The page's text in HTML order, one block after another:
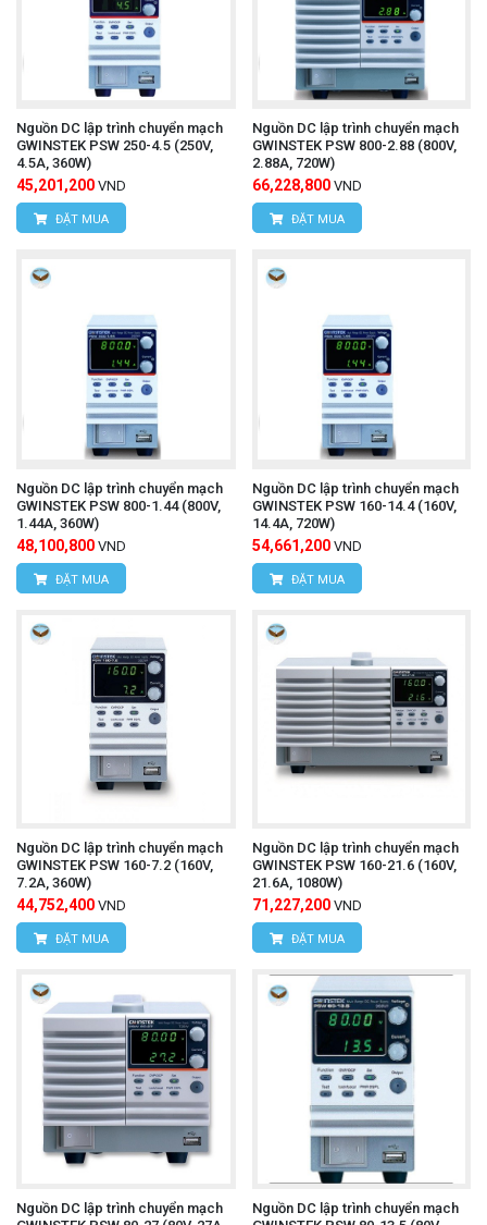
Nguồn DC lập trình chuyển mạch
GWINSTEK PSW 250-4.5 (250V,
4.5A, 360W)
45,201,200 VND
ĐẶT MUA
Nguồn DC lập trình chuyển mạch
GWINSTEK PSW 800-2.88 (800V,
2.88A, 720W)
66,228,800 VND
ĐẶT MUA
Nguồn DC lập trình chuyển mạch
GWINSTEK PSW 800-1.44 (800V,
1.44A, 360W)
48,100,800 VND
ĐẶT MUA
Nguồn DC lập trình chuyển mạch
GWINSTEK PSW 160-14.4 (160V,
14.4A, 720W)
54,661,200 VND
ĐẶT MUA
Nguồn DC lập trình chuyển mạch
GWINSTEK PSW 160-7.2 (160V,
7.2A, 360W)
44,752,400 VND
ĐẶT MUA
Nguồn DC lập trình chuyển mạch
GWINSTEK PSW 160-21.6 (160V,
21.6A, 1080W)
71,227,200 VND
ĐẶT MUA
Nguồn DC lập trình chuyển mạch
Nguồn DC lập trình chuyển mạch